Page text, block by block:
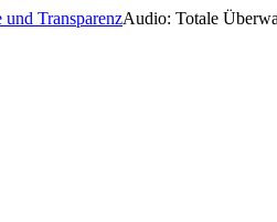
TransparenzAudio: Totale